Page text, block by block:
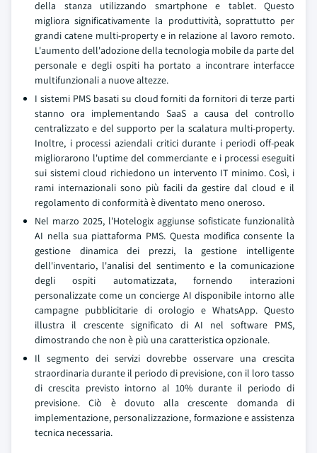
della stanza utilizzando smartphone e tablet. Questo
migliora significativamente la produttività, soprattutto per
grandi catene multi-property e in relazione al lavoro remoto.
L'aumento dell'adozione della tecnologia mobile da parte del
personale e degli ospiti ha portato a incontrare interfacce
multifunzionali a nuove altezze.
I sistemi PMS basati su cloud forniti da fornitori di terze parti
stanno ora implementando SaaS a causa del controllo
centralizzato e del supporto per la scalatura multi-property.
Inoltre, i processi aziendali critici durante i periodi off-peak
migliorarono l'uptime del commerciante e i processi eseguiti
sui sistemi cloud richiedono un intervento IT minimo. Così, i
rami internazionali sono più facili da gestire dal cloud e il
regolamento di conformità è diventato meno oneroso.
Nel marzo 2025, l'Hotelogix aggiunse sofisticate funzionalità
AI nella sua piattaforma PMS. Questa modifica consente la
gestione dinamica dei prezzi, la gestione intelligente
dell'inventario, l'analisi del sentimento e la comunicazione
degli ospiti automatizzata, fornendo interazioni
personalizzate come un concierge AI disponibile intorno alle
campagne pubblicitarie di orologio e WhatsApp. Questo
illustra il crescente significato di AI nel software PMS,
dimostrando che non è più una caratteristica opzionale.
Il segmento dei servizi dovrebbe osservare una crescita
straordinaria durante il periodo di previsione, con il loro tasso
di crescita previsto intorno al 10% durante il periodo di
previsione. Ciò è dovuto alla crescente domanda di
implementazione, personalizzazione, formazione e assistenza
tecnica necessaria.